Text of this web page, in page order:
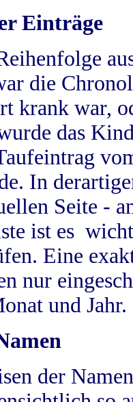
Einträge
die
krank war,
das
In
Seite -
ist es
Eine
nur
und Jahr.
der